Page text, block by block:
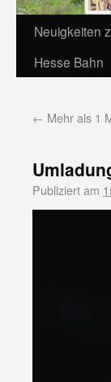
Neuigkeiten
Hesse Bahn
← Mehr als 1
Publiziert am